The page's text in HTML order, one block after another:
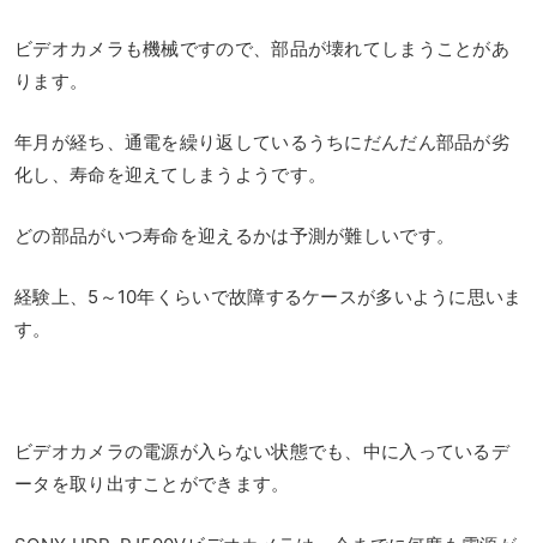
ビデオカメラも機械ですので、部品が壊れてしまうことがあ
ります。
年月が経ち、通電を繰り返しているうちにだんだん部品が劣
化し、寿命を迎えてしまうようです。
どの部品がいつ寿命を迎えるかは予測が難しいです。
経験上、5～10年くらいで故障するケースが多いように思いま
す。
ビデオカメラの電源が入らない状態でも、中に入っているデ
ータを取り出すことができます。